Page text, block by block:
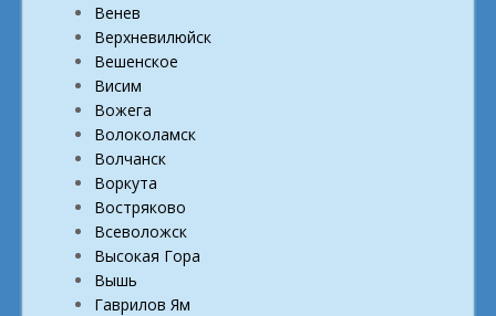
Венев
Верхневилюйск
Вешенское
Висим
Вожега
Волоколамск
Волчанск
Воркута
Востряково
Всеволожск
Высокая Гора
Вышь
Гаврилов Ям